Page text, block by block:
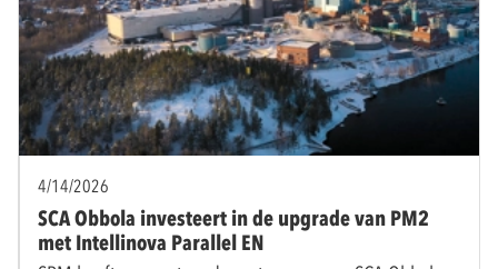
4/14/2026
SCA Obbola investeert in de upgrade van PM2
met Intellinova Parallel EN